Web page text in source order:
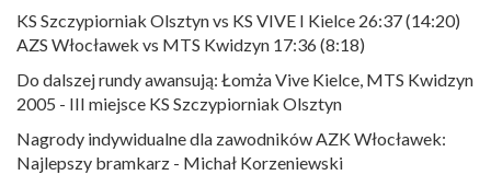
KS Szczypiorniak Olsztyn vs KS VIVE I Kielce 26:37 (14:20)
AZS Włocławek vs MTS Kwidzyn 17:36 (8:18)
Do dalszej rundy awansują: Łomża Vive Kielce, MTS Kwidzyn
2005 - III miejsce KS Szczypiorniak Olsztyn
Nagrody indywidualne dla zawodników AZK Włocławek:
Najlepszy bramkarz - Michał Korzeniewski